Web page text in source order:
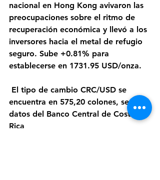
nacional en Hong Kong avivaron las
preocupaciones sobre el ritmo de
recuperación económica y llevó a los
inversores hacia el metal de refugio
seguro. Sube +0.81% para
establecerse en 1731.95 USD/onza.
encuentra en 575,20 colones, según
datos del Banco Central de Costa
Rica